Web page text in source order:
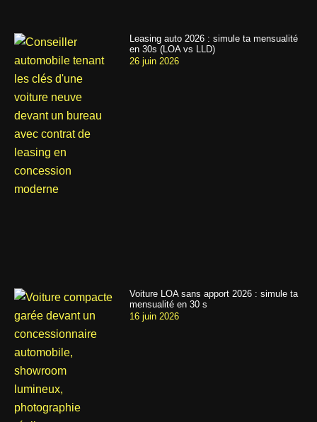
Leasing auto 2026 : simule ta mensualité
en 30s (LOA vs LLD)
26 juin 2026
Voiture LOA sans apport 2026 : simule ta
mensualité en 30 s
16 juin 2026